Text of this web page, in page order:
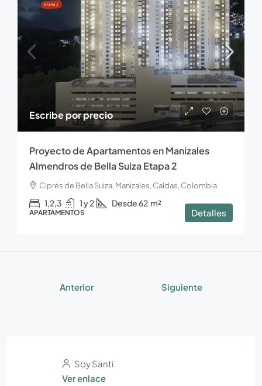
Escribe por precio
Proyecto de Apartamentos en Manizales
Almendros de Bella Suiza Etapa 2
Ciprés de Bella Suiza, Manizales, Caldas, Colombia
1,2,3 1 y 2 Desde 62 m²
APARTAMENTOS Detalles
Anterior Siguiente
Soy Santi
Ver enlace